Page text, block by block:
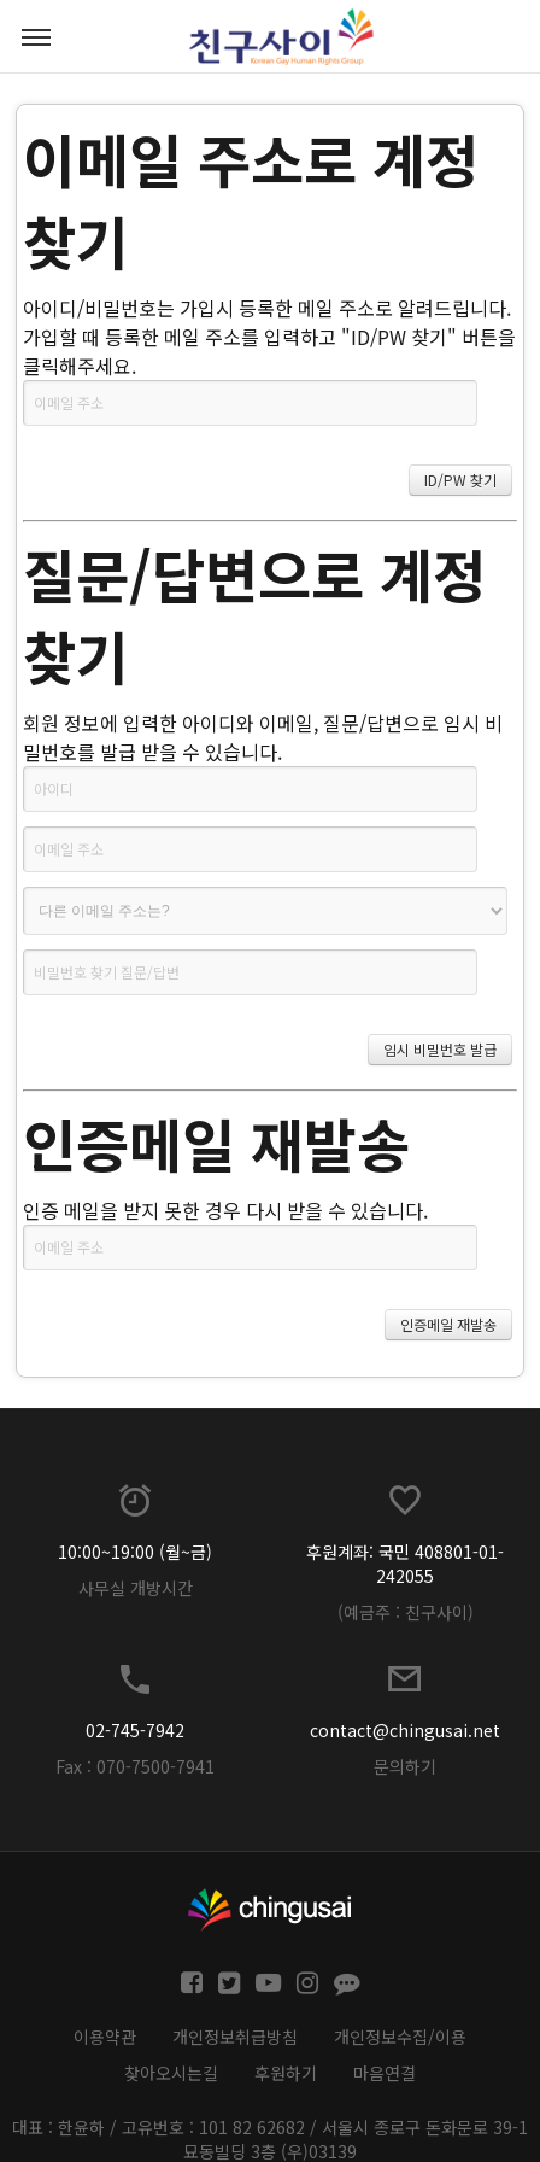
이메일 주소로 계정
찾기
아이디/비밀번호는 가입시 등록한 메일 주소로 알려드립니다.
가입할 때 등록한 메일 주소를 입력하고 "ID/PW 찾기" 버튼을
클릭해주세요.
질문/답변으로 계정
찾기
회원 정보에 입력한 아이디와 이메일, 질문/답변으로 임시 비
밀번호를 발급 받을 수 있습니다.
인증메일 재발송
인증 메일을 받지 못한 경우 다시 받을 수 있습니다.
10:00~19:00 (월~금)
사무실 개방시간
후원계좌: 국민 408801-01-
242055
(예금주 : 친구사이)
02-745-7942
Fax : 070-7500-7941
contact@chingusai.net
문의하기
이용약관 개인정보취급방침
개인정보수집/이용
찾아오시는길
후원하기 마음연결
대표 : 한윤하 / 고유번호 : 101 82 62682 / 서울시 종로구 돈화문로 39-1
묘동빌딩 3층 (우)03139